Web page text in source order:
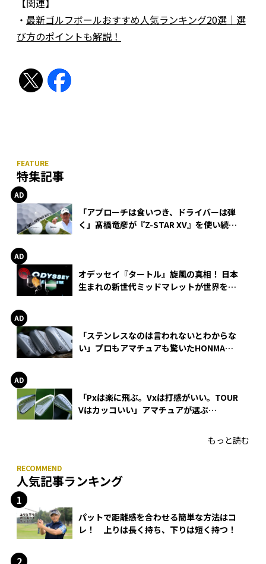
・ 最新ゴルフボールおすすめ人気ランキング20選｜選
び方のポイントも解説！
特集記事
「アプローチは食いつき、ドライバーは弾
く」髙橋竜彦が『Z-STAR XV』を使い続け
オデッセイ『タートル』旋風の真相！ 日本
生まれの新世代ミッドマレットが世界を席
「ステンレスなのは言われないとわからな
い」プロもアマチュアも驚いたHONMA
「Pxは楽に飛ぶ。Vxは打感がいい。TOUR
Vはカッコいい」アマチュアが選ぶ
もっと読む
人気記事ランキング
パットで距離感を合わせる簡単な方法はコ
レ！ 上りは長く持ち、下りは短く持つ！